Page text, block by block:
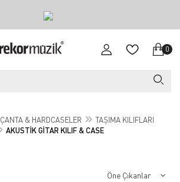
0
ÇANTA & HARDCASELER
TAŞIMA KILIFLARI
AKUSTİK GİTAR KILIF & CASE